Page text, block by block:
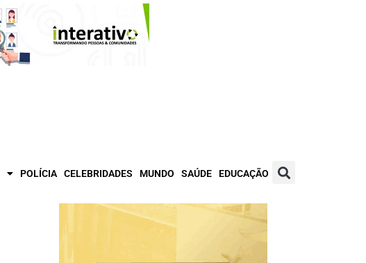
POLÍCIA CELEBRIDADES MUNDO SAÚDE EDUCAÇÃO